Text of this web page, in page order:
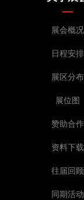
展会概况
日程安排
展区分布
展位图
赞助合作
资料下载
往届回顾
同期活动